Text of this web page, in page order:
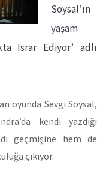
Soysal’ın
yaşam
Israr Ediyor’ adlı
oyunda Sevgi Soysal,
kendi yazdığı
geçmişine hem de
çıkıyor.